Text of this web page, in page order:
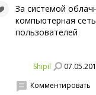
За системой
компьютерная
пользователей
Shipil
Комментировать